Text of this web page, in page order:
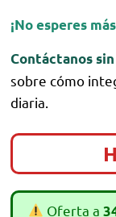
¡No esperes
Contáctanos
sobre cómo
diaria.
Oferta a